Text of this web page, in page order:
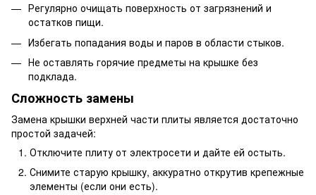
Регулярно очищать поверхность от загрязнений и
остатков пищи.
Избегать попадания воды и паров в области стыков.
Не оставлять горячие предметы на крышке без
подклада.
Сложность замены
Замена крышки верхней части плиты является достаточно
простой задачей:
Отключите плиту от электросети и дайте ей остыть.
Снимите старую крышку, аккуратно открутив крепежные
элементы (если они есть).